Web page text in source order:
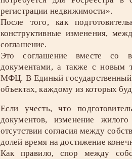
регистрации недвижимости».
После того, как
конструктивные изменения,
соглашение.
Это соглашение вместе со
документами, а также с новым
МФЦ. В Единый государственный
объектах, каждому из которых
Если учесть, что
документов, изменение
отсутствии согласия между
долей время на достижение
Как правило, спор между